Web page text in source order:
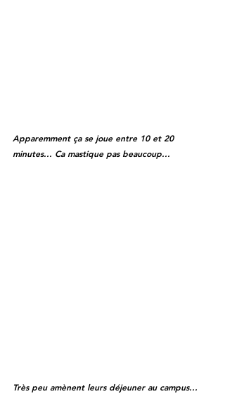
Apparemment ça se joue entre 10 et 20
minutes... Ca mastique pas beaucoup...
Très peu amènent leurs déjeuner au campus...